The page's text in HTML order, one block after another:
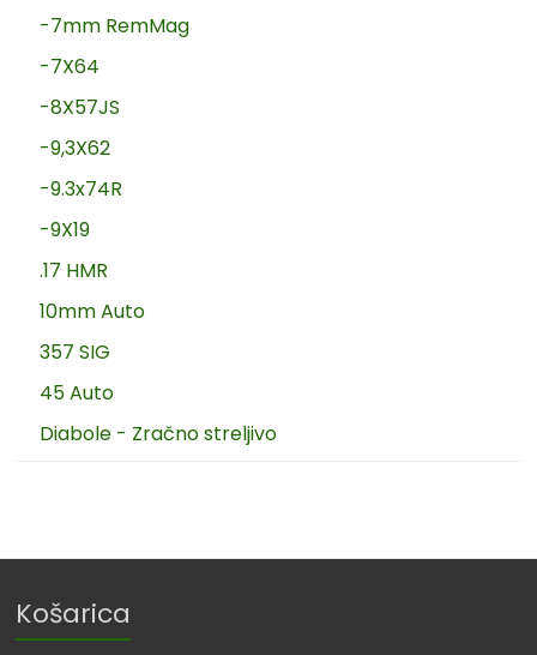
-7mm RemMag
-7X64
-8X57JS
-9,3X62
-9.3x74R
-9X19
.17 HMR
10mm Auto
357 SIG
45 Auto
Diabole - Zračno streljivo
Košarica